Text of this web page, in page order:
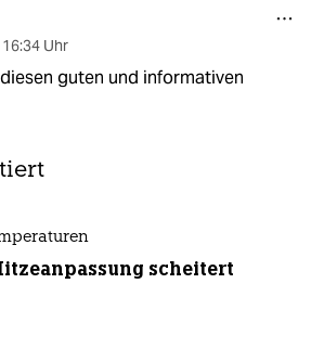
16:34 Uhr
guten und informativen
scheitert